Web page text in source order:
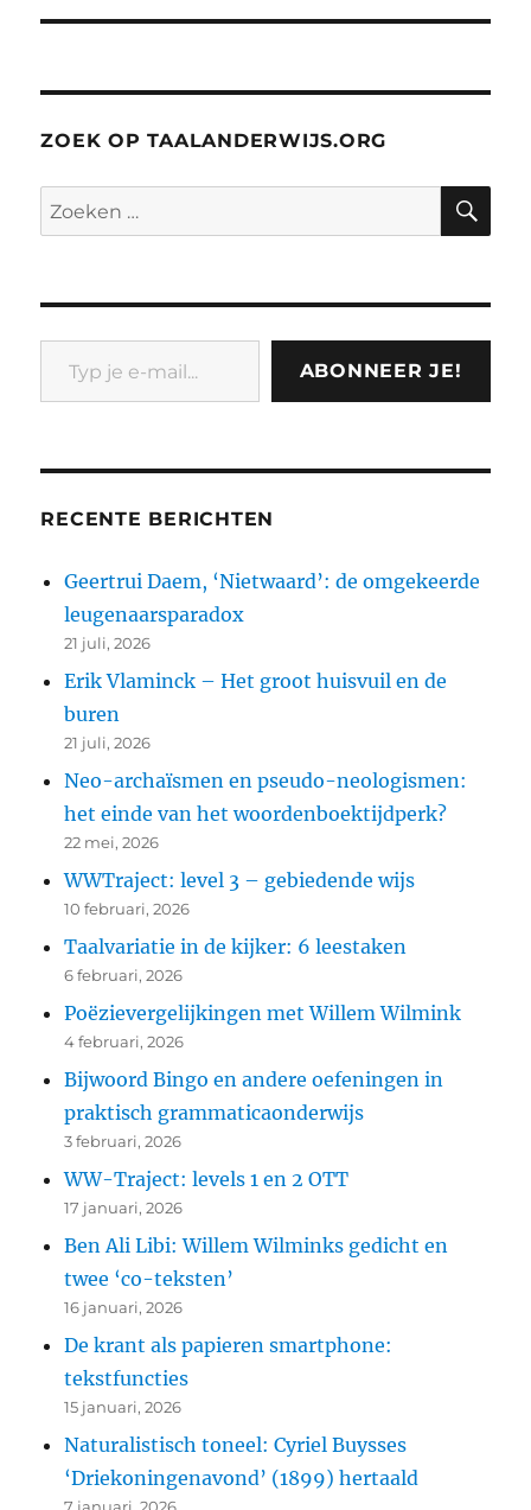
ZOEK OP TAALANDERWIJS.ORG
Zoeken
naar:
Typ je e-mail...
ABONNEER JE!
RECENTE BERICHTEN
Geertrui Daem, ‘Nietwaard’: de omgekeerde
leugenaarsparadox
21 juli, 2026
Erik Vlaminck – Het groot huisvuil en de
buren
21 juli, 2026
Neo-archaïsmen en pseudo-neologismen:
het einde van het woordenboektijdperk?
22 mei, 2026
WWTraject: level 3 – gebiedende wijs
10 februari, 2026
Taalvariatie in de kijker: 6 leestaken
6 februari, 2026
Poëzievergelijkingen met Willem Wilmink
4 februari, 2026
Bijwoord Bingo en andere oefeningen in
praktisch grammaticaonderwijs
3 februari, 2026
WW-Traject: levels 1 en 2 OTT
17 januari, 2026
Ben Ali Libi: Willem Wilminks gedicht en
twee ‘co-teksten’
16 januari, 2026
De krant als papieren smartphone:
tekstfuncties
15 januari, 2026
Naturalistisch toneel: Cyriel Buysses
‘Driekoningenavond’ (1899) hertaald
7 januari, 2026